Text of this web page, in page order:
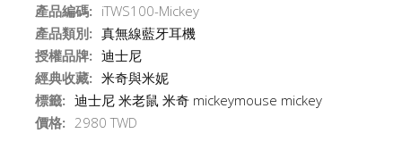
產品編碼: iTWS100-Mickey
產品類別: 真無線藍牙耳機
授權品牌: 迪士尼
經典收藏: 米奇與米妮
標籤: 迪士尼 米老鼠 米奇 mickeymouse mickey
價格: 2980 TWD